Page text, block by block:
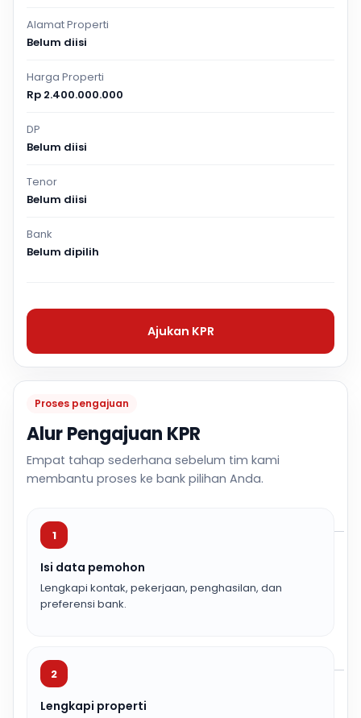
Proses pengajuan
Alur Pengajuan KPR
Empat tahap sederhana sebelum tim kami
membantu proses ke bank pilihan Anda.
1
Isi data pemohon
Lengkapi kontak, pekerjaan, penghasilan, dan
preferensi bank.
2
Lengkapi properti
Alamat Properti
Belum diisi
Harga Properti
Rp 2.400.000.000
DP
Belum diisi
Tenor
Belum diisi
Bank
Belum dipilih
Ajukan KPR